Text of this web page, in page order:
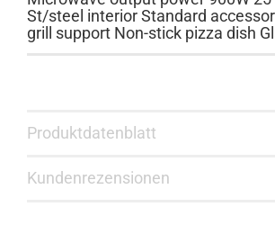
St/steel interior Standard
grill support Non-stick pizza dish
Produktdatenblatt
Kundenrezensionen